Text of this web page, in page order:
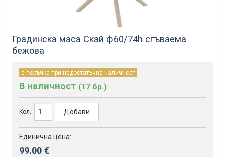
Градинска маса Скай ф60/74h сгъваема
бежова
с поръчка при недостатъчна наличност
В наличност (17 бр.)
Кол.: Добави
Единична цена:
99.00 €